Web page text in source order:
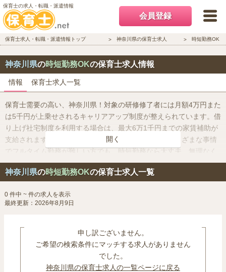
保育士の求人・転職・派遣情報
会員登録
保育士求人・転職・派遣情報トップ 神奈川県の保育士求人 時短勤務OK
神奈川県の時短勤務OKの保育士求人情報
情報 保育士求人一覧
保育士需要の高い、神奈川県！対象の研修修了者には月額4万円また
は5千円が上乗せされるキャリアアップ制度が整えられています。借
り上げ社宅制度を利用する場合は、最大6万1千円までの家賃補助が
支給されます。家事や育児との両立や習い事など、さまざまな事情
でフルタイム勤務が難しい方でも、時短勤務なら大丈夫。無理なく
メリハリをつけてお仕事ができますね♪
開く
神奈川県の時短勤務OKの保育士求人一覧
0 件中 ~ 件の求人を表示
最終更新：2026年8月9日
申し訳ございません。
ご希望の検索条件にマッチする求人がありません
でした。
神奈川県の保育士求人の一覧ページに戻る